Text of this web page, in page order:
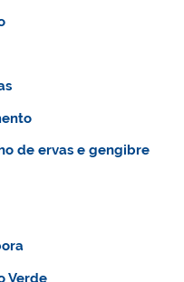
de ervas e gengibre
Verde